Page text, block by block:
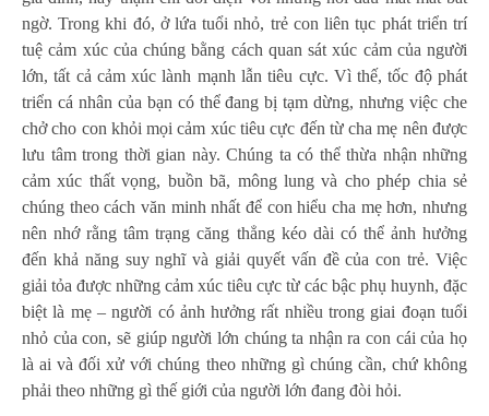
ngờ. Trong khi đó, ở lứa tuổi nhỏ, trẻ con liên tục phát triển trí
tuệ cảm xúc của chúng bằng cách quan sát xúc cảm của người
lớn, tất cả cảm xúc lành mạnh lẫn tiêu cực. Vì thế, tốc độ phát
triển cá nhân của bạn có thể đang bị tạm dừng, nhưng việc che
chở cho con khỏi mọi cảm xúc tiêu cực đến từ cha mẹ nên được
lưu tâm trong thời gian này. Chúng ta có thể thừa nhận những
cảm xúc thất vọng, buồn bã, mông lung và cho phép chia sẻ
chúng theo cách văn minh nhất để con hiểu cha mẹ hơn, nhưng
nên nhớ rằng tâm trạng căng thẳng kéo dài có thể ảnh hưởng
đến khả năng suy nghĩ và giải quyết vấn đề của con trẻ. Việc
giải tỏa được những cảm xúc tiêu cực từ các bậc phụ huynh, đặc
biệt là mẹ – người có ảnh hưởng rất nhiều trong giai đoạn tuổi
nhỏ của con, sẽ giúp người lớn chúng ta nhận ra con cái của họ
là ai và đối xử với chúng theo những gì chúng cần, chứ không
phải theo những gì thế giới của người lớn đang đòi hỏi.